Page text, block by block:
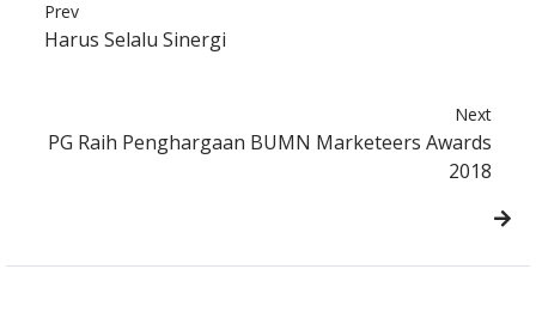
Prev
Harus Selalu Sinergi
Next
PG Raih Penghargaan BUMN Marketeers Awards
2018